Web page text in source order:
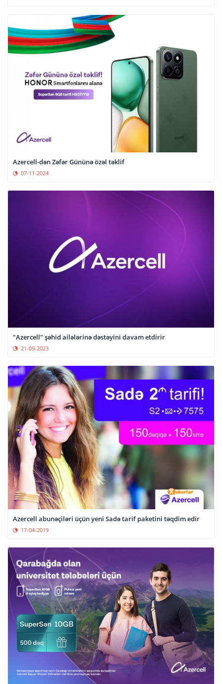
Azercell-dən Zəfər Gününə özəl təklif
07-11-2024
"Azercell" şəhid ailələrinə dəstəyini davam etdirir
21-09-2023
Azercell abunəçiləri üçün yeni Sadə tarif paketini təqdim edir
17-04-2019